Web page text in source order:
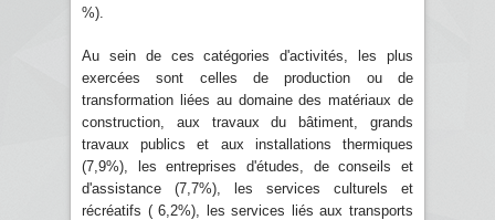
%).
Au sein de ces catégories d'activités, les plus
exercées sont celles de production ou de
transformation liées au domaine des matériaux de
construction, aux travaux du bâtiment, grands
travaux publics et aux installations thermiques
(7,9%), les entreprises d'études, de conseils et
d'assistance (7,7%), les services culturels et
récréatifs ( 6,2%), les services liés aux transports